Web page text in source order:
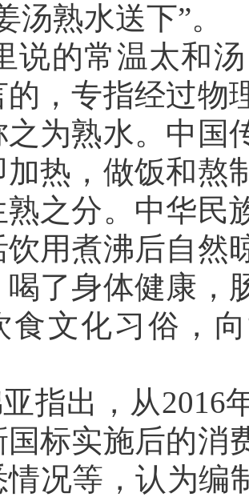
汤熟水送下”。
说的常温太和
的，专指经过物
之为熟水。中国
加热，做饭和熬
熟之分。中华民
饮用煮沸后自然
喝了身体健康，
食文化习俗，
指出，从2016
国标实施后的消
情况等，认为编